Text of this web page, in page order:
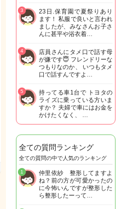
23日.保育園で夏祭りあり
ます！ 私服で良いと言われ
ましたが、みなさんお子さ
んに甚平や浴衣着…
3
店員さんにタメ口で話す母
が嫌です😇 フレンドリーな
つもりなのか、 いつもタメ
口で話すんですよ…
4
持ってる車1台で トヨタの
ライズに乗っている方いま
すか？ 夫婦で車にはお金を
かけたくなく、 …
5
全ての質問ランキング
全ての質問の中で人気のランキング
仲里依紗 整形してますよ
ね？前の方が可愛かったの
に今怖いんですが整形した
ら整形したーって…
1